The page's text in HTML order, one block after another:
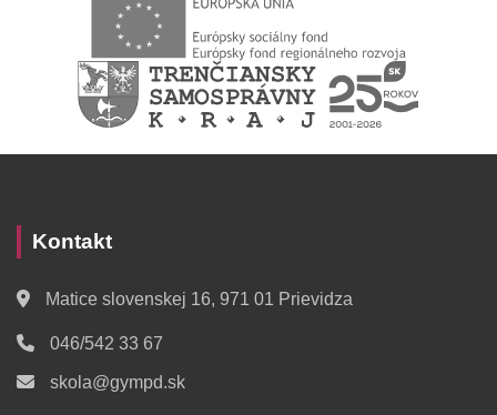
Kontakt
Matice slovenskej 16, 971 01 Prievidza
046/542 33 67
skola@gympd.sk